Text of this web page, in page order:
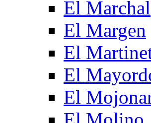
El Marchal
El Margen
El
El
El